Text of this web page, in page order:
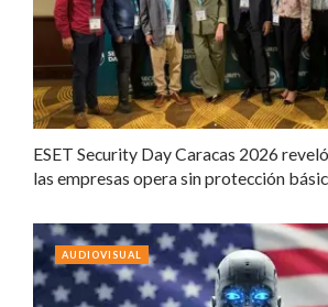
ESET Security Day Caracas 2026
las empresas opera sin protección
AUDIOVISUAL